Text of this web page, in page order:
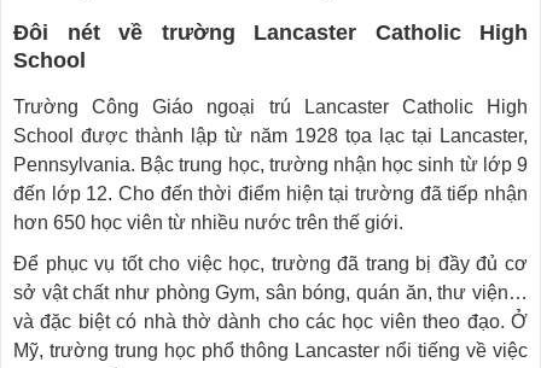
Đôi nét về trường Lancaster Catholic High
School
Trường Công Giáo ngoại trú Lancaster Catholic High
School được thành lập từ năm 1928 tọa lạc tại Lancaster,
Pennsylvania. Bậc trung học, trường nhận học sinh từ lớp 9
đến lớp 12. Cho đến thời điểm hiện tại trường đã tiếp nhận
hơn 650 học viên từ nhiều nước trên thế giới.
Để phục vụ tốt cho việc học, trường đã trang bị đầy đủ cơ
sở vật chất như phòng Gym, sân bóng, quán ăn, thư viện…
và đặc biệt có nhà thờ dành cho các học viên theo đạo. Ở
Mỹ, trường trung học phổ thông Lancaster nổi tiếng về việc